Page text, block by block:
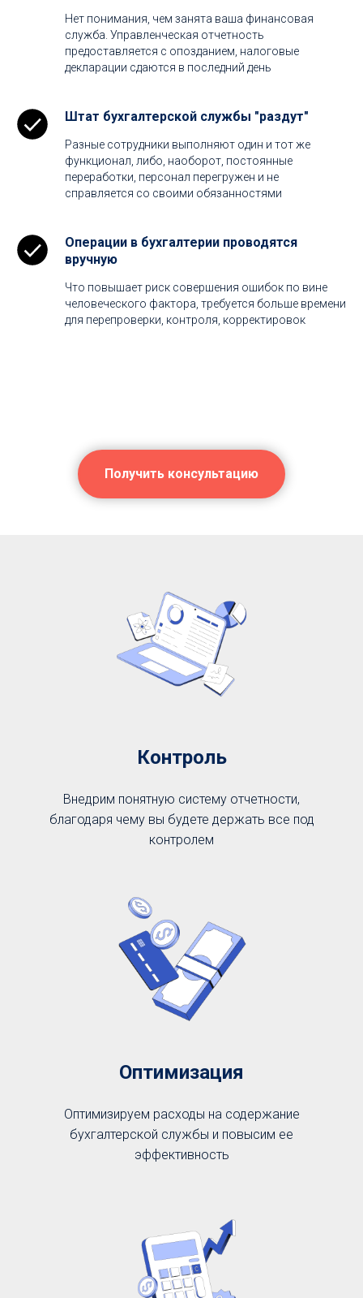
Нет понимания, чем занята ваша финансовая
служба. Управленческая отчетность
предоставляется с опозданием, налоговые
декларации сдаются в последний день
Штат бухгалтерской службы "раздут"
Разные сотрудники выполняют один и тот же
функционал, либо, наоборот, постоянные
переработки, персонал перегружен и не
справляется со своими обязанностями
Операции в бухгалтерии проводятся
вручную
Что повышает риск совершения ошибок по вине
человеческого фактора, требуется больше времени
для перепроверки, контроля, корректировок
Получить консультацию
Контроль
Внедрим понятную систему отчетности,
благодаря чему вы будете держать все под
контролем
Оптимизация
Оптимизируем расходы на содержание
бухгалтерской службы и повысим ее
эффективность